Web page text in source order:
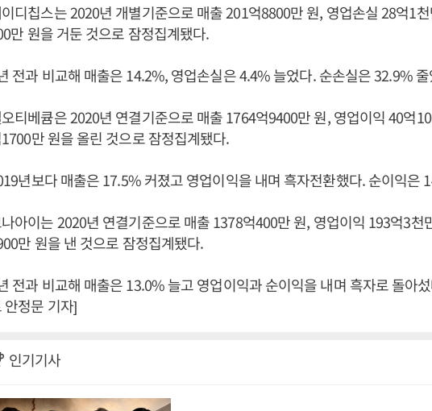
디칩스는 2020년 개별기준으로 매출 201억8800만 원, 영업손실 28억1
만 원을 거둔 것으로 잠정집계됐다.
전과 비교해 매출은 14.2%, 영업손실은 4.4% 늘었다. 순손실은 32.9%
티베큠은 2020년 연결기준으로 매출 1764억9400만 원, 영업이익 40억
만 원을 올린 것으로 잠정집계됐다.
년보다 매출은 17.5% 커졌고 영업이익을 내며 흑자전환했다. 순이익은
아이는 2020년 연결기준으로 매출 1378억400만 원, 영업이익 193억3천
만 원을 낸 것으로 잠정집계됐다.
전과 비교해 매출은 13.0% 늘고 영업이익과 순이익을 내며 흑자로 돌아
안정문 기자]
인기기사